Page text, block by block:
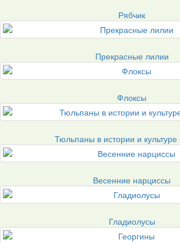
Рябчик
Прекрасные лилии
Флоксы
Тюльпаны в истории и
Весенние нарциссы
Гладиолусы